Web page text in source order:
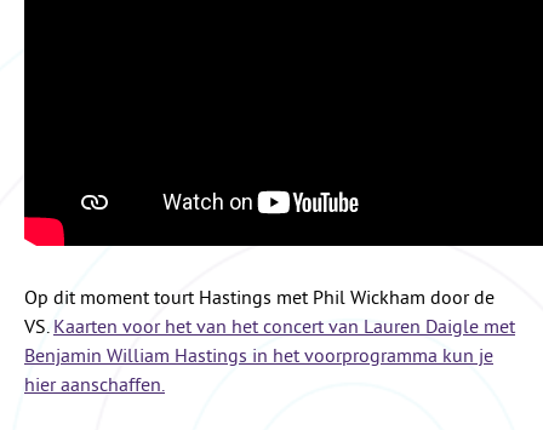
Op dit moment tourt Hastings met Phil Wickham door de
VS. Kaarten voor het van het concert van Lauren Daigle met
Benjamin William Hastings in het voorprogramma kun je
hier aanschaffen.